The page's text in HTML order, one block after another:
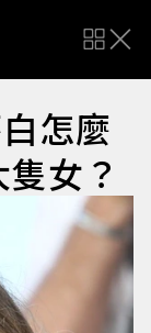
怎麼
女？